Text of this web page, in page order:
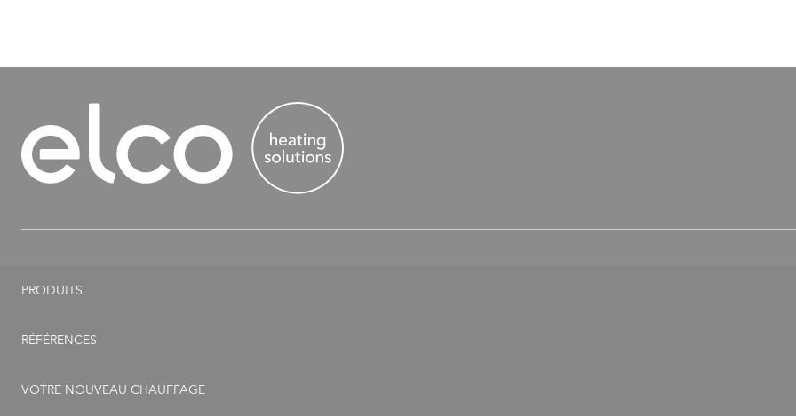
PRODUITS
Pompes à chaleur
RÉFÉRENCES
VOTRE NOUVEAU CHAUFFAGE